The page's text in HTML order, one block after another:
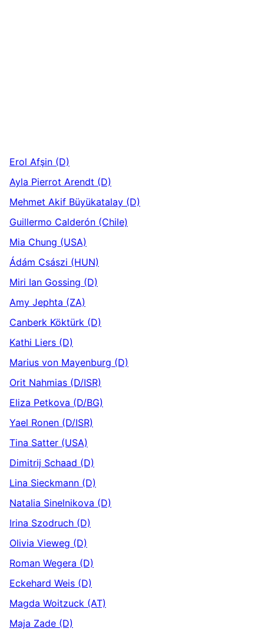
Erol Afşin (D)
Ayla Pierrot Arendt (D)
Mehmet Akif Büyükatalay (D)
Guillermo Calderón (Chile)
Mia Chung (USA)
Ádám Császi (HUN)
Miri Ian Gossing (D)
Amy Jephta (ZA)
Canberk Köktürk (D)
Kathi Liers (D)
Marius von Mayenburg (D)
Orit Nahmias (D/ISR)
Eliza Petkova (D/BG)
Yael Ronen (D/ISR)
Tina Satter (USA)
Dimitrij Schaad (D)
Lina Sieckmann (D)
Natalia Sinelnikova (D)
Irina Szodruch (D)
Olivia Vieweg (D)
Roman Wegera (D)
Eckehard Weis (D)
Magda Woitzuck (AT)
Maja Zade (D)